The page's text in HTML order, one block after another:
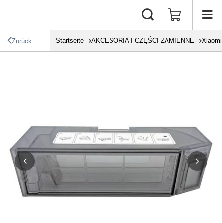
Zurück Startseite AKCESORIA I CZĘŚCI ZAMIENNE Xiaomi